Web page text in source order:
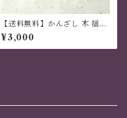
【送料無料】かんざし 木 揺れ
る 普段使い ハンドメイド 日本
伝統 折り紙 撥水仕上 職人技
緑 夏祭り 花火大会 プレゼント
¥3,000